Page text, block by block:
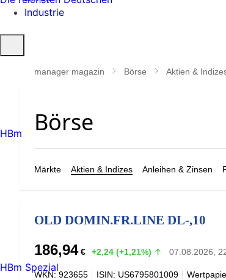
Industrie
öffnen
manager magazin Börse Aktien &
Märkte Aktien & Indizes Anleihen & Zinsen
OLD DOMIN.FR.LINE DL-,10
186,94 € +2,24 (+1,21%) 07.08.2026,
WKN: 923655 ISIN: US6795801009
HBm
HBm Spezial